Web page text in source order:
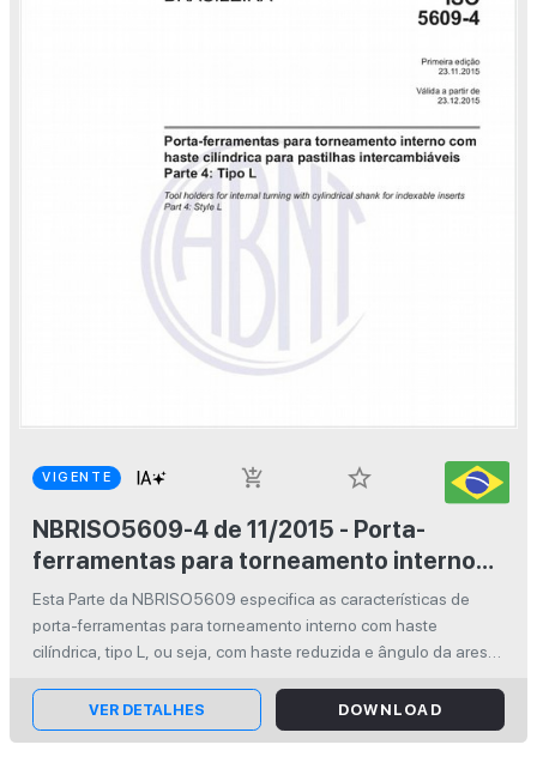
VIGENTE add_shopping_cart
star_border
NBRISO5609-4 de 11/2015 - Porta-
ferramentas para torneamento interno
com haste cilíndrica para pastilhas
intercambiáveis - Parte 4: Tipo L
Esta Parte da NBRISO5609 especifica as características de
porta-ferramentas para torneamento interno com haste
cilíndrica, tipo L, ou seja, com haste reduzida e ângulo da aresta
VER DETALHES DOWNLOAD